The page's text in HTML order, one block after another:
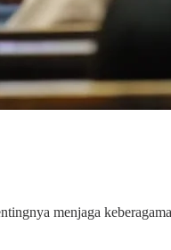
menjaga